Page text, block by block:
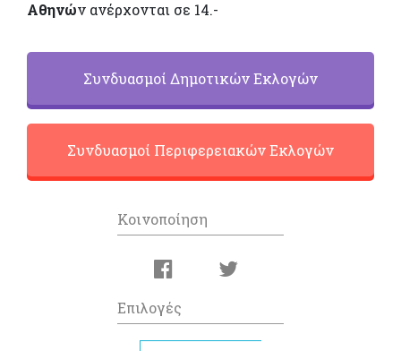
Αθηνών ανέρχονται σε 14.-
Συνδυασμοί Δημοτικών Εκλογών
Συνδυασμοί Περιφερειακών Εκλογών
Κοινοποίηση
Επιλογές